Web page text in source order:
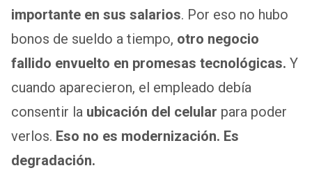
importante en sus salarios. Por eso no hubo
bonos de sueldo a tiempo, otro negocio
fallido envuelto en promesas tecnológicas. Y
cuando aparecieron, el empleado debía
consentir la ubicación del celular para poder
verlos. Eso no es modernización. Es
degradación.